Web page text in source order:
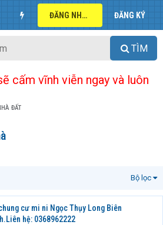
ĐĂNG NHẬP ĐĂNG KÝ
TÌM
cấm vĩnh viễn ngay và luôn
ĐẤT
Bộ lọc
cư mi ni Ngọc Thụy Long Biên
hệ: 0368962222